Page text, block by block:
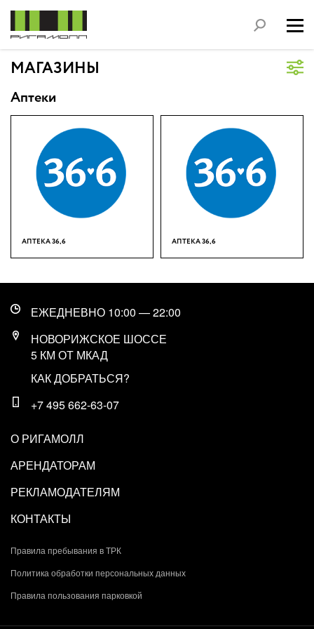
МАГАЗИНЫ
Аптеки
АПТЕКА 36,6 АПТЕКА 36,6
ЕЖЕДНЕВНО 10:00 —22:00
НОВОРИЖСКОЕ ШОССЕ
5 КМ ОТ МКАД
КАК ДОБРАТЬСЯ?
+7 495 662-63-07
О РИГАМОЛЛ
АРЕНДАТОРАМ
РЕКЛАМОДАТЕЛЯМ
КОНТАКТЫ
Правила пребывания в ТРК
Политика обработки персональных данных
Правила пользования парковкой